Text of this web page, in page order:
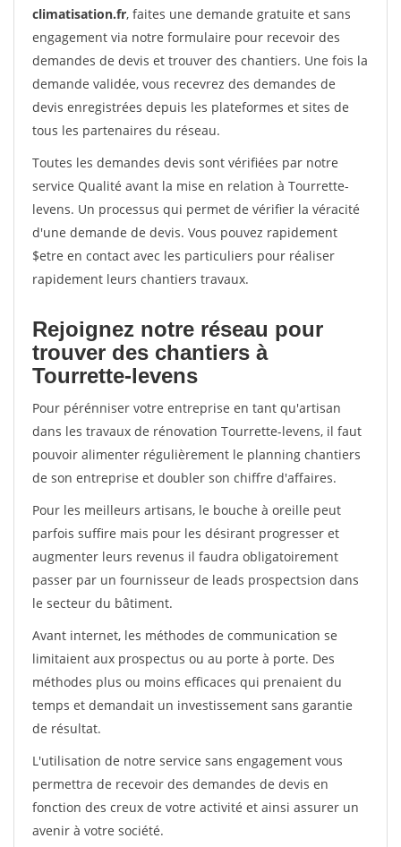
climatisation.fr, faites une demande gratuite et sans
engagement via notre formulaire pour recevoir des
demandes de devis et trouver des chantiers. Une fois la
demande validée, vous recevrez des demandes de
devis enregistrées depuis les plateformes et sites de
tous les partenaires du réseau.
Toutes les demandes devis sont vérifiées par notre
service Qualité avant la mise en relation à Tourrette-
levens. Un processus qui permet de vérifier la véracité
d'une demande de devis. Vous pouvez rapidement
$etre en contact avec les particuliers pour réaliser
rapidement leurs chantiers travaux.
Rejoignez notre réseau pour
trouver des chantiers à
Tourrette-levens
Pour pérénniser votre entreprise en tant qu'artisan
dans les travaux de rénovation Tourrette-levens, il faut
pouvoir alimenter régulièrement le planning chantiers
de son entreprise et doubler son chiffre d'affaires.
Pour les meilleurs artisans, le bouche à oreille peut
parfois suffire mais pour les désirant progresser et
augmenter leurs revenus il faudra obligatoirement
passer par un fournisseur de leads prospectsion dans
le secteur du bâtiment.
Avant internet, les méthodes de communication se
limitaient aux prospectus ou au porte à porte. Des
méthodes plus ou moins efficaces qui prenaient du
temps et demandait un investissement sans garantie
de résultat.
L'utilisation de notre service sans engagement vous
permettra de recevoir des demandes de devis en
fonction des creux de votre activité et ainsi assurer un
avenir à votre société.